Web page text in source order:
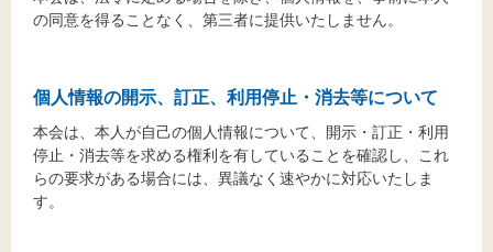
の同意を得ることなく、第三者に提供いたしません。
個人情報の開示、訂正、利用停止・消去等について
本会は、本人が自己の個人情報について、開示・訂正・利用
停止・消去等を求める権利を有していることを確認し、これ
らの要求がある場合には、異議なく速やかに対応いたしま
す。